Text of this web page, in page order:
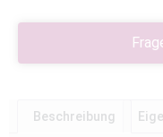
Beschreibung